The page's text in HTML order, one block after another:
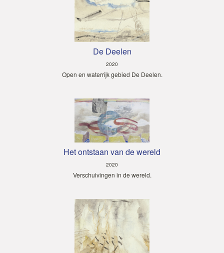
De Deelen
2020
Open en waterrijk gebied De Deelen.
Het ontstaan van de wereld
2020
Verschuivingen in de wereld.